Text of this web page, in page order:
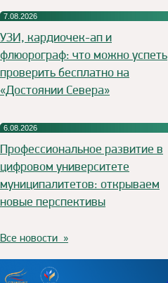
7.08.2026
УЗИ, кардиочек-ап и
флюорограф: что можно успеть
проверить бесплатно на
«Достоянии Севера»
6.08.2026
Профессиональное развитие в
цифровом университете
муниципалитетов: открываем
новые перспективы
Все новости »